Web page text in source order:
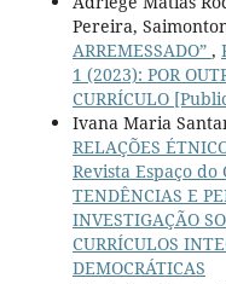
Pereira,
ARREMESSADO” ,
1 (2023): POR
CURRÍCULO
Ivana Maria
RELAÇÕES
Revista Espaço
TENDÊNCIAS E
INVESTIGAÇÃO
CURRÍCULOS
DEMOCRÁTICAS